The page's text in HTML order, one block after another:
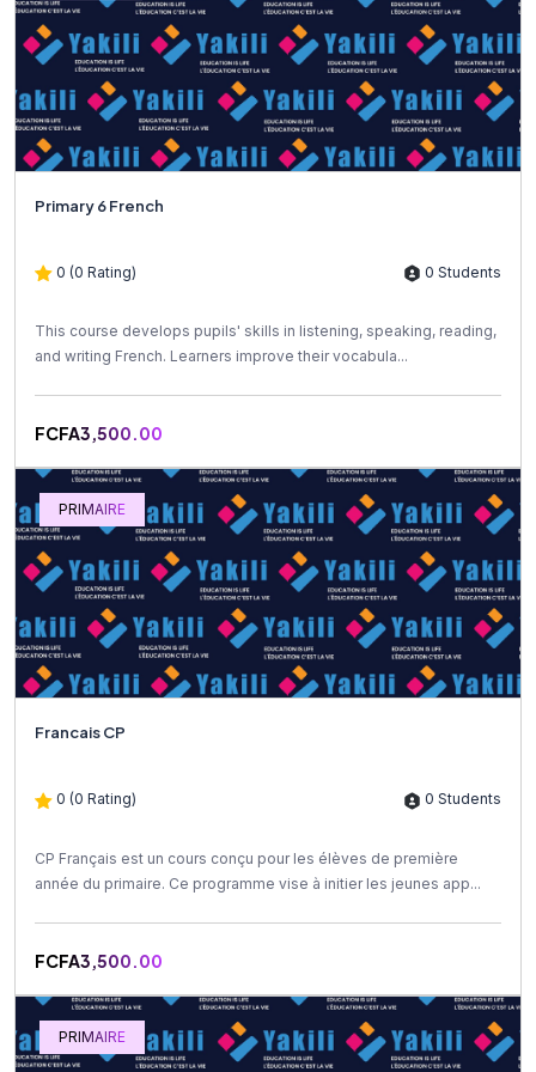
Primary 6 French
0 (0 Rating) 0 Students
This course develops pupils' skills in listening, speaking, reading,
and writing French. Learners improve their vocabula...
FCFA3,500.00
PRIMAIRE
Francais CP
0 (0 Rating) 0 Students
CP Français est un cours conçu pour les élèves de première
année du primaire. Ce programme vise à initier les jeunes app...
FCFA3,500.00
PRIMAIRE